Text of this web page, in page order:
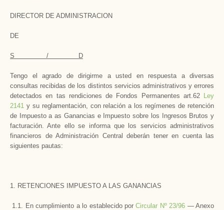
DIRECTOR DE ADMINISTRACION
DE
S / D
Tengo el agrado de dirigirme a usted en respuesta a diversas
consultas recibidas de los distintos servicios administrativos y errores
detectados en tas rendiciones de Fondos Permanentes art.62 Ley
2141 y su reglamentación, con relación a los regímenes de retención
de Impuesto a as Ganancias e Impuesto sobre los Ingresos Brutos y
facturación. Ante ello se informa que los servicios administrativos
financieros de Administración Central deberán tener en cuenta las
siguientes pautas:
1. RETENCIONES IMPUESTO A LAS GANANCIAS
1.1. En cumplimiento a lo establecido porCircular Nº 23/96 — Anexo